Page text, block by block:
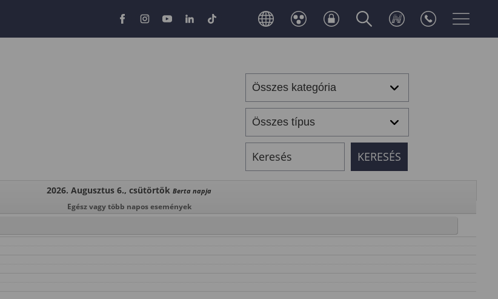
2026. Augusztus 6., csütörtök Berta napja
Egész vagy több napos események